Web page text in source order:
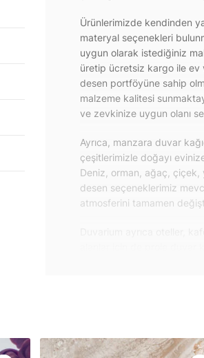
Ürünlerimizde kendinden
materyal seçenekleri
uygun olarak istediğiniz
üretip ücretsiz kargo ile ev
desen portföyüne sahip
malzeme kalitesi
ve zevkinize uygun olanı
Ayrıca, manzara duvar
çeşitlerimizle doğayı
Deniz, orman, ağaç,
desen seçeneklerimiz
atmosferini tamamen
alanlar için de proje duvar
yapışkanlı folyolarımız da
folyolar sayesinde masa,